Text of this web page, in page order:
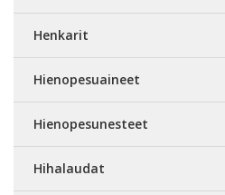
Henkarit
Hienopesuaineet
Hienopesunesteet
Hihalaudat